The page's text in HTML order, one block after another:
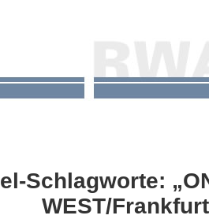
Schlagworte:
WEST/